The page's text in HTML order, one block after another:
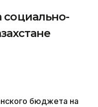
бюджета на